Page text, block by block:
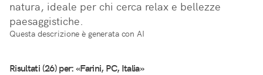
natura, ideale per chi cerca relax e bellezze
paesaggistiche.
Questa descrizione è generata con AI
Risultati (26) per: «Farini, PC, Italia»